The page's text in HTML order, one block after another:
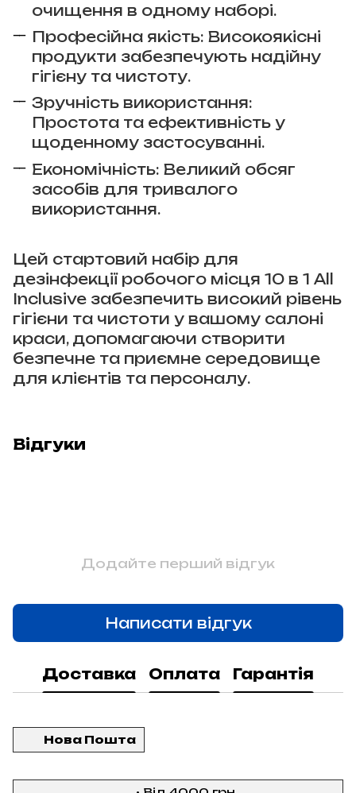
очищення в одному наборі.
Професійна якість: Високоякісні
продукти забезпечують надійну
гігієну та чистоту.
Зручність використання:
Простота та ефективність у
щоденному застосуванні.
Економічність: Великий обсяг
засобів для тривалого
використання.
Цей стартовий набір для
дезінфекції робочого місця 10 в 1 All
Inclusive забезпечить високий рівень
гігієни та чистоти у вашому салоні
краси, допомагаючи створити
безпечне та приємне середовище
для клієнтів та персоналу.
Відгуки
Додайте перший відгук
Написати відгук
Доставка Оплата Гарантія
Нова Пошта